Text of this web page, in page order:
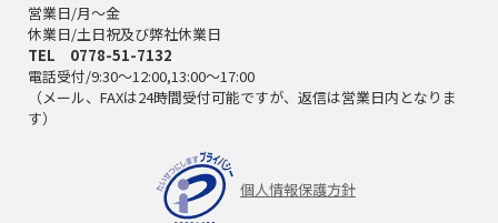
営業日/月～金
休業日/土日祝及び弊社休業日
TEL 0778-51-7132
電話受付/9:30～12:00,13:00～17:00
（メール、FAXは24時間受付可能ですが、返信は営業日内となりま
す）
個人情報保護方針